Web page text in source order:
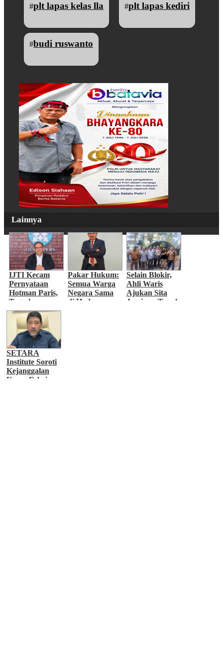
#plt lapas kelas lla #plt lapas kediri
#budi ruswanto
Lainnya
IJTI Kecam
Pernyataan
Hotman Paris,
Tegaskan
Menghormati
Jurnalis
Pakar Hukum:
Semua Warga
Negara Sama
di Hadapan
Selain Blokir,
Ahli Waris
Ajukan Sita
Jaminan Tanah
SETARA
Institute Soroti
Kejanggalan
Kasus Febrie